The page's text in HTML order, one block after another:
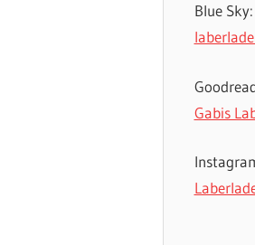
Blue Sky:
Gabis